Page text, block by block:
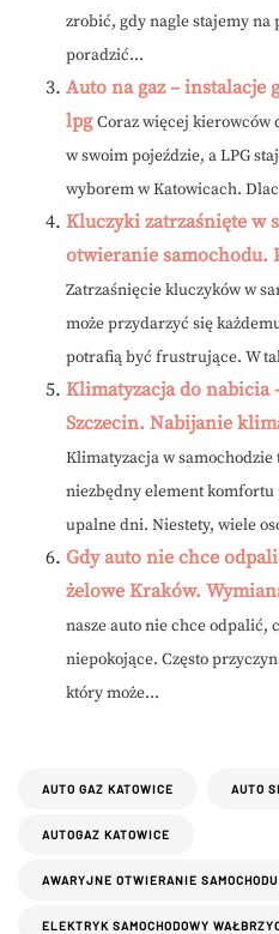
zrobić, gdy nagle stajemy
poradzić...
Auto na gaz – instalacje
lpg Coraz więcej kierowców
w swoim pojeździe, a LPG
wyborem w Katowicach.
Kluczyki zatrzaśnięte w
otwieranie samochodu.
Zatrzaśnięcie kluczyków w
może przydarzyć się
potrafią być frustrujące. W
Klimatyzacja do nabicia
Szczecin. Nabijanie
Klimatyzacja w
niezbędny element komfortu
upalne dni. Niestety, wiele
Gdy auto nie chce
żelowe Kraków.
nasze auto nie chce
niepokojące. Często
który może...
AUTO GAZ KATOWICE AUTO
AUTOGAZ KATOWICE
AWARYJNE OTWIERANIE
ELEKTRYK SAMOCHODOWY